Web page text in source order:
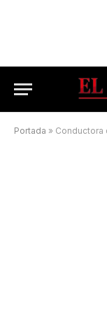
Portada » Conductora